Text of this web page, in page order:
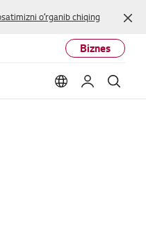
oʻrganib chiqing
Biznes
LanguageMening LG